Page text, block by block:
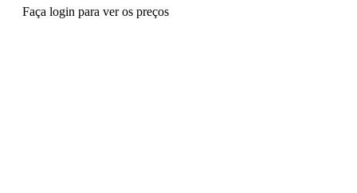
Faça login para ver os preços